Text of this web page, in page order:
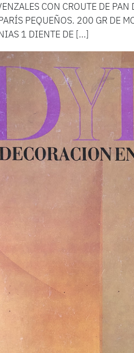
CON CROUTE DE PAN
PEQUEÑOS. 200 GR DE
1 DIENTE DE […]